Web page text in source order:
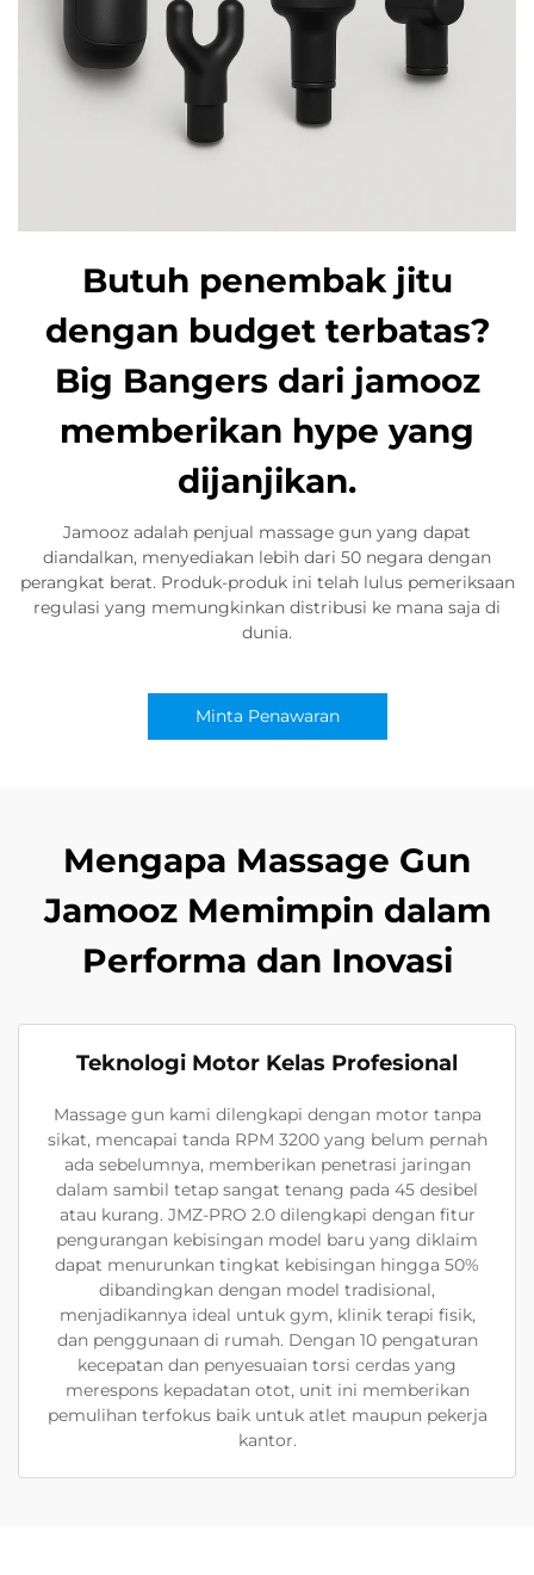
Butuh penembak jitu
dengan budget terbatas?
Big Bangers dari jamooz
memberikan hype yang
dijanjikan.
Jamooz adalah penjual massage gun yang dapat
diandalkan, menyediakan lebih dari 50 negara dengan
perangkat berat. Produk-produk ini telah lulus pemeriksaan
regulasi yang memungkinkan distribusi ke mana saja di
dunia.
Minta Penawaran
Mengapa Massage Gun
Jamooz Memimpin dalam
Performa dan Inovasi
Teknologi Motor Kelas Profesional
Massage gun kami dilengkapi dengan motor tanpa
sikat, mencapai tanda RPM 3200 yang belum pernah
ada sebelumnya, memberikan penetrasi jaringan
dalam sambil tetap sangat tenang pada 45 desibel
atau kurang. JMZ-PRO 2.0 dilengkapi dengan fitur
pengurangan kebisingan model baru yang diklaim
dapat menurunkan tingkat kebisingan hingga 50%
dibandingkan dengan model tradisional,
menjadikannya ideal untuk gym, klinik terapi fisik,
dan penggunaan di rumah. Dengan 10 pengaturan
kecepatan dan penyesuaian torsi cerdas yang
merespons kepadatan otot, unit ini memberikan
pemulihan terfokus baik untuk atlet maupun pekerja
kantor.